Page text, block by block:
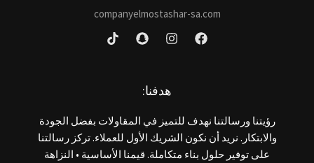
companyelmostashar-sa.com
هدفنا:
رؤيتنا ورسالتنا نهدف للتميز في المقاولات بفضل الجودة
والابتكار. نريد أن نكون الشريك الأول للعملاء. تركز رسالتنا
على توفير حلول بناء متكاملة. قيمنا الأساسية • النزاهة